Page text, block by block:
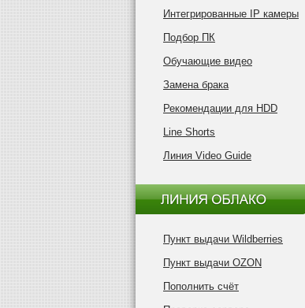
Интегрированные IP камеры
Подбор ПК
Обучающие видео
Замена брака
Рекомендации для HDD
Line Shorts
Линия Video Guide
Пункт выдачи Wildberries
Пункт выдачи OZON
Пополнить счёт